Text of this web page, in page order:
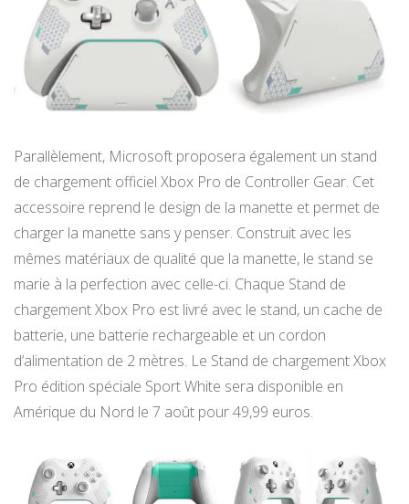
Parallèlement, Microsoft proposera également un stand
de chargement officiel Xbox Pro de Controller Gear. Cet
accessoire reprend le design de la manette et permet de
charger la manette sans y penser. Construit avec les
mêmes matériaux de qualité que la manette, le stand se
marie à la perfection avec celle-ci. Chaque Stand de
chargement Xbox Pro est livré avec le stand, un cache de
batterie, une batterie rechargeable et un cordon
d’alimentation de 2 mètres. Le Stand de chargement Xbox
Pro édition spéciale Sport White sera disponible en
Amérique du Nord le 7 août pour 49,99 euros.